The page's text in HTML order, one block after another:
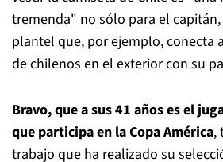
tremenda" no sólo para el
plantel que, por ejemplo, conecta
de chilenos en el exterior con su
Bravo, que a sus 41 años es el
que participa en la Copa América,
trabajo que ha realizado su